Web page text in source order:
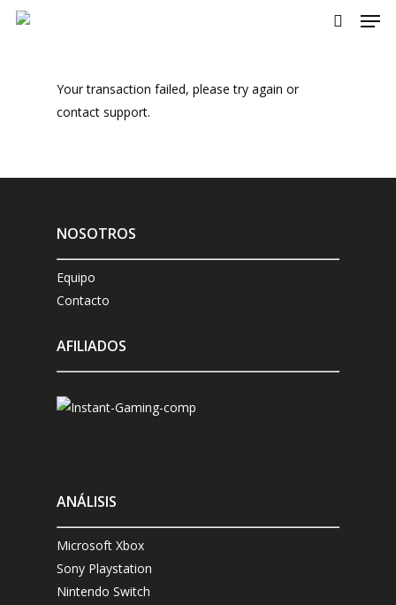
Skip
Your transaction failed, please try again or
contact support.
NOSOTROS
Equipo
Contacto
AFILIADOS
ANÁLISIS
Microsoft Xbox
Sony Playstation
Nintendo Switch